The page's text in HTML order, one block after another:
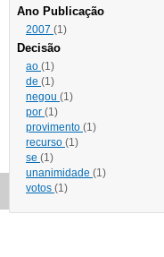
Ano Publicação
2007 (1)
Decisão
ao (1)
de (1)
negou (1)
por (1)
provimento (1)
recurso (1)
se (1)
unanimidade (1)
votos (1)